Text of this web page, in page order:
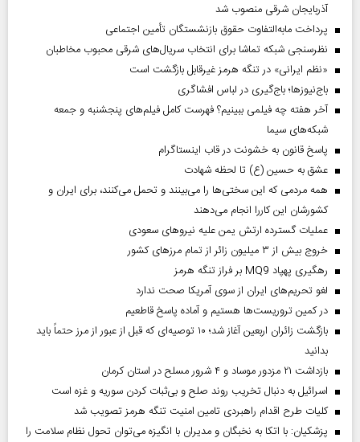
آذربایجان شرقی منصوب شد
پرداخت مابه‌التفاوت حقوق بازنشستگان تأمین اجتماعی
نظرسنجی شبکه تماشا برای انتخاب سریال‌های شرقی محبوب مخاطبان
«نظم ایرانی» در تنگه هرمز غیرقابل بازگشت است
باج‌نیوزها؛ باج‌گیری در لباس افشاگری
آخر هفته چه فیلمی ببینیم؟ فهرست کامل فیلم‌های پنجشنبه و جمعه
شبکه‌های سیما
پاسخ قانون به خشونت در قاب اینستاگرام
عشق به حسین (ع) تا لحظه شهادت
همه مردمی که این سختی‌ها را می‌بینند و تحمل می‌کنند، برای ایران و
کشورشان این کاررا انجام می‌دهند
عملیات گسترده ارتش یمن علیه نیروهای سعودی
خروج بیش از ۳ میلیون زائر از تمام مرز‌های کشور
رهگیری پهپاد MQ9 بر فراز تنگه هرمز
لغو تحریم‌های ایران از سوی آمریکا صحت ندارد
در کمین تروریست‌ها هستیم و آماده پاسخ قاطعیم
بازگشت زائران اربعین آغاز شد؛ ۱۰ توصیه‌ای که قبل از عبور از مرز حتماً باید
بدانید
بازداشت ۲۱ مزدور موساد و ۴ شرور مسلح در استان کرمان
اسرائیل به دنبال تخریب روند صلح و بی‌ثبات کردن سوریه و غزه است
کلیات طرح اقدام راهبردی تامین امنیت تنگه هرمز تصویب شد
پزشکیان: با اتکا به نخبگان و مدیران با انگیزه می‌توان تحول نظام سلامت را